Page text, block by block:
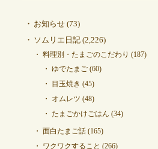
お知らせ(73)
ソムリエ日記(2,226)
料理別・たまごのこだわり (187)
ゆでたまご(60)
目玉焼き (45)
オムレツ (48)
たまごかけごはん (34)
面白たまご話(165)
ワクワクすること (266)